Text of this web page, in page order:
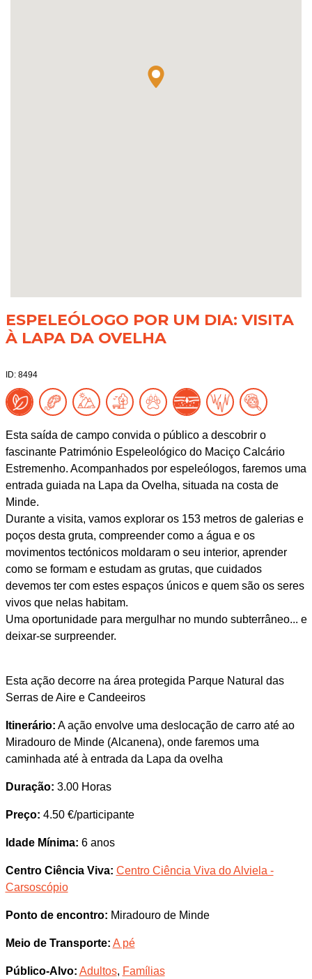
ESPELEÓLOGO POR UM DIA: VISITA
À LAPA DA OVELHA
ID: 8494
Esta saída de campo convida o público a descobrir o
fascinante Património Espeleológico do Maciço Calcário
Estremenho. Acompanhados por espeleólogos, faremos uma
entrada guiada na Lapa da Ovelha, situada na costa de
Minde.
Durante a visita, vamos explorar os 153 metros de galerias e
poços desta gruta, compreender como a água e os
movimentos tectónicos moldaram o seu interior, aprender
como se formam e estudam as grutas, que cuidados
devemos ter com estes espaços únicos e quem são os seres
vivos que nelas habitam.
Uma oportunidade para mergulhar no mundo subterrâneo... e
deixar-se surpreender.
Esta ação decorre na área protegida Parque Natural das
Serras de Aire e Candeeiros
Itinerário: A ação envolve uma deslocação de carro até ao
Miradouro de Minde (Alcanena), onde faremos uma
caminhada até à entrada da Lapa da ovelha
Duração: 3.00 Horas
Preço: 4.50 €/participante
Idade Mínima: 6 anos
Centro Ciência Viva: Centro Ciência Viva do Alviela -
Carsoscópio
Ponto de encontro: Miradouro de Minde
Meio de Transporte: A pé
Público-Alvo: Adultos, Famílias